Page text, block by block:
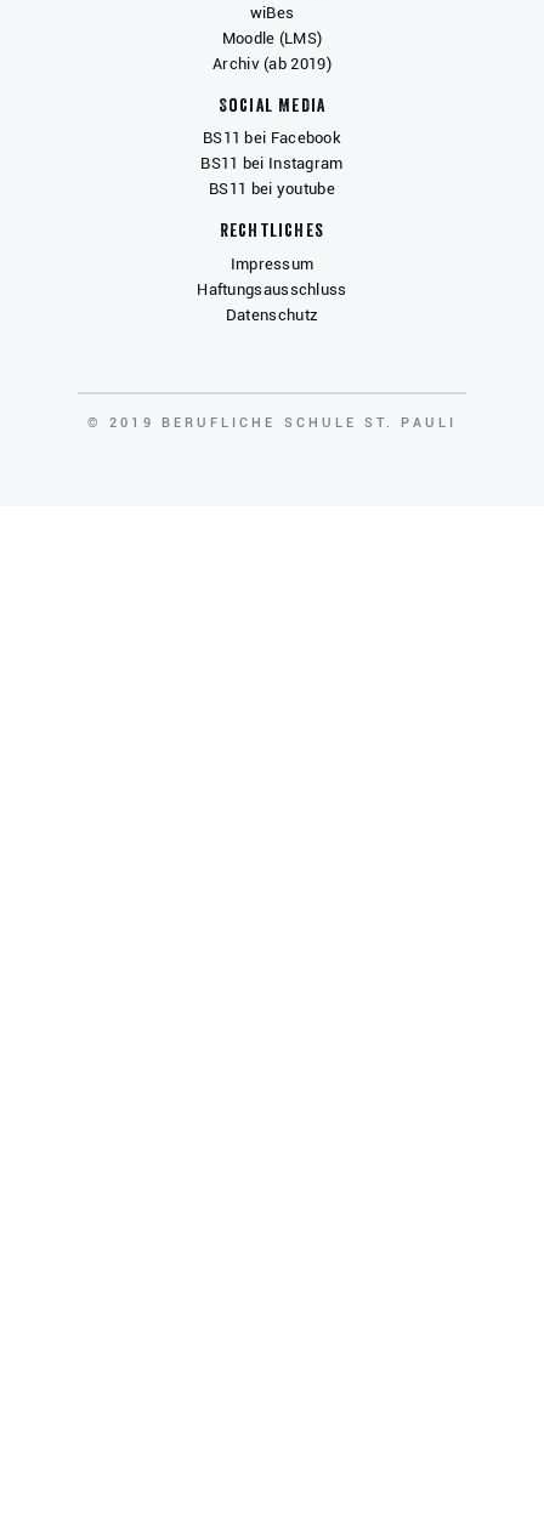
wiBes
Moodle (LMS)
Archiv (ab 2019)
Social Media
BS11 bei Facebook
BS11 bei Instagram
BS11 bei youtube
Rechtliches
Impressum
Haftungsausschluss
Datenschutz
COPYRIGHT
© 2019 BERUFLICHE SCHULE ST. PAULI